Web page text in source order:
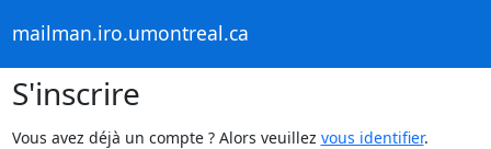
mailman.iro.umontreal.ca
S'inscrire
Vous avez déjà un compte ? Alors veuillez vous identifier.